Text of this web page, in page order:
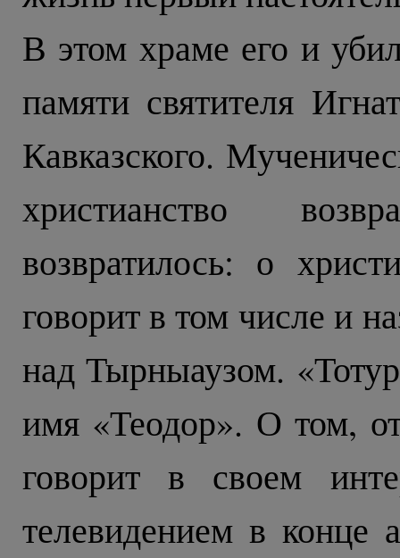
В этом храме его и
памяти святителя
Кавказского.
христианство
возвратилось: о
говорит в том числе и
над Тырныаузом.
имя «Теодор». О том,
говорит в своем
телевидением в конце